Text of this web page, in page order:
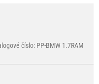
číslo: PP-BMW 1.7RAM